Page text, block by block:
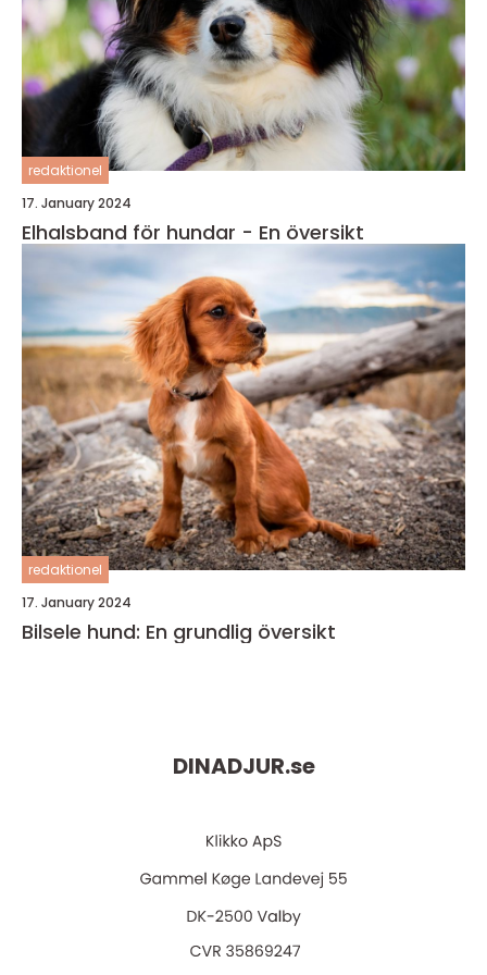
redaktionel
17. January 2024
Elhalsband för hundar - En översikt
redaktionel
17. January 2024
Bilsele hund: En grundlig översikt
DINADJUR.se